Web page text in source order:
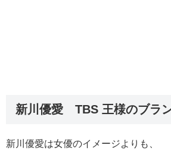
新川優愛 TBS 王様のブラ
新川優愛は女優のイメージよりも、